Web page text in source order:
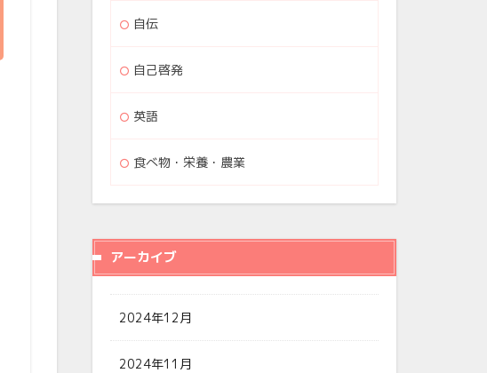
自伝
自己啓発
英語
食べ物・栄養・農業
アーカイブ
2024年12月
2024年11月